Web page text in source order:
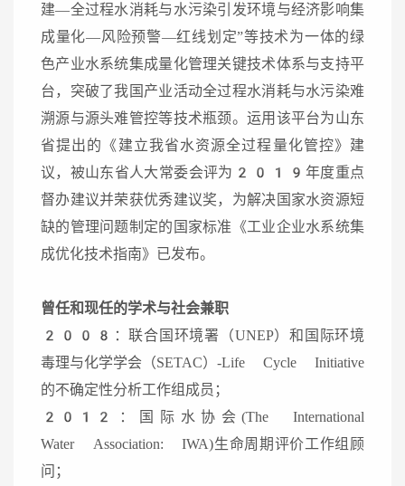
建—全过程水消耗与水污染引发环境与经济影响集
成量化—风险预警—红线划定”等技术为一体的绿
色产业水系统集成量化管理关键技术体系与支持平
台，突破了我国产业活动全过程水消耗与水污染难
溯源与源头难管控等技术瓶颈。运用该平台为山东
省提出的《建立我省水资源全过程量化管控》建
议，被山东省人大常委会评为2019年度重点
督办建议并荣获优秀建议奖，为解决国家水资源短
缺的管理问题制定的国家标准《工业企业水系统集
成优化技术指南》已发布。
曾任和现任的学术与社会兼职
2008：联合国环境署（UNEP）和国际环境
毒理与化学学会（SETAC）-Life Cycle Initiative
的不确定性分析工作组成员；
2012：国际水协会(The International
Water Association: IWA)生命周期评价工作组顾
问；